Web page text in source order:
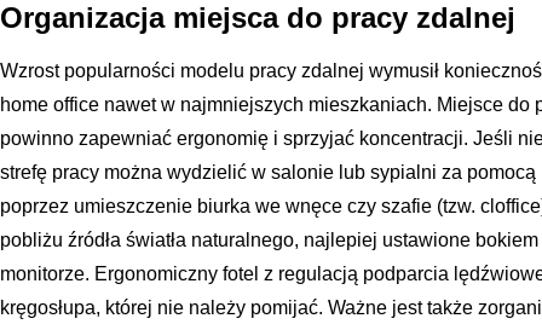
Organizacja miejsca do pracy zdalnej
Wzrost popularności modelu pracy zdalnej wymusił
home office nawet w najmniejszych mieszkaniach. Miejsce do
powinno zapewniać ergonomię i sprzyjać koncentracji. Jeśli
strefę pracy można wydzielić w salonie lub sypialni za
poprzez umieszczenie biurka we wnęce czy szafie (tzw.
pobliżu źródła światła naturalnego, najlepiej ustawione
monitorze. Ergonomiczny fotel z regulacją podparcia
kręgosłupa, której nie należy pomijać. Ważne jest także